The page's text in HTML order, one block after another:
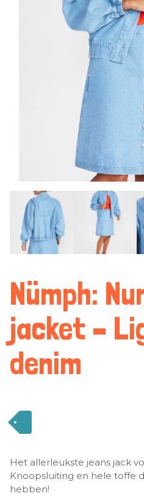
Nümph:
jacket –
denim
Het allerleukste jeans jack
Knoopsluiting en hele toffe
hebben!